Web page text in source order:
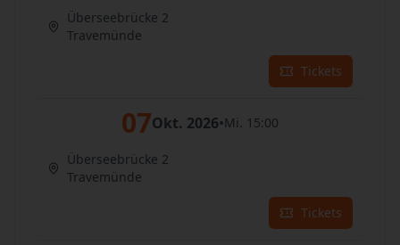
Überseebrücke 2
Travemünde
Tickets
07Okt. 2026•Mi. 15:00
Überseebrücke 2
Travemünde
Tickets